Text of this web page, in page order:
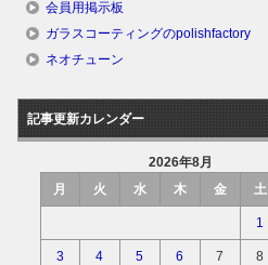
会員用掲示板
ガラスコーティングのpolishfactory
ネオチューン
記事更新カレンダー
2026年8月
月
火 水 木 金 土
1
3 4 5 6 7 8